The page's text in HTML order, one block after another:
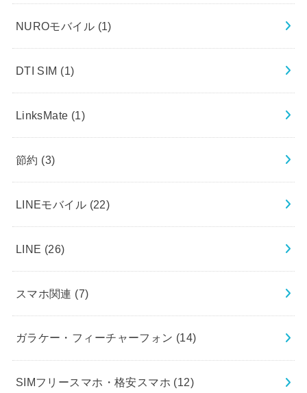
NUROモバイル (1)
DTI SIM (1)
LinksMate (1)
節約 (3)
LINEモバイル (22)
LINE (26)
スマホ関連 (7)
ガラケー・フィーチャーフォン (14)
SIMフリースマホ・格安スマホ (12)